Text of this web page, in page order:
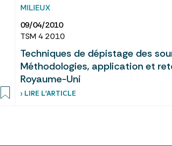
MILIEUX
09/04/2010
TSM 4 2010
Techniques de dépistage des
Méthodologies, application et
Royaume-Uni
› LIRE L’ARTICLE